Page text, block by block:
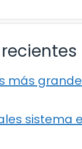
más
sistema